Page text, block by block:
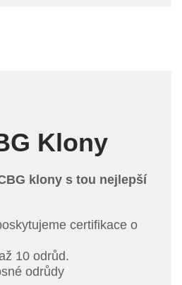
Klony
klony s tou nejlepší
certifikace o
10 odrůd.
odrůdy